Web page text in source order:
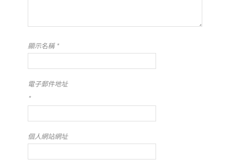
顯示名稱*
電子郵件地址
*
個人網站網址